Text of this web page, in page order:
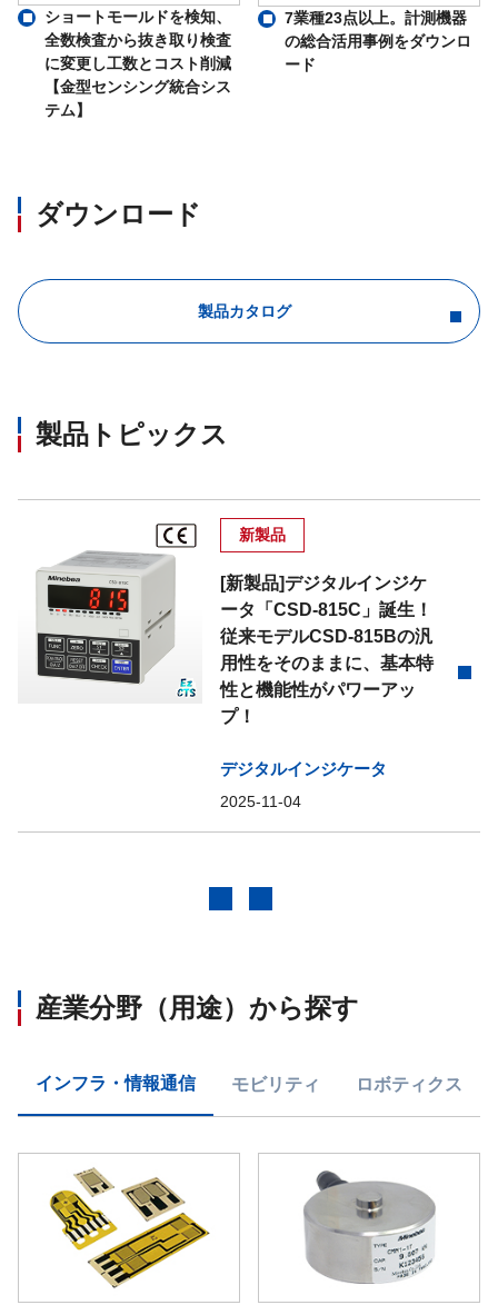
ショートモールドを検知、
全数検査から抜き取り検査
に変更し工数とコスト削減
【金型センシング統合シス
テム】
7業種23点以上。計測機器
の総合活用事例をダウンロ
ード
ダウンロード
製品カタログ
製品トピックス
新製品
[新製品]デジタルインジケ
ータ「CSD-815C」誕生！
従来モデルCSD-815Bの汎
用性をそのままに、基本特
性と機能性がパワーアッ
プ！
デジタルインジケータ
2025-11-04
産業分野（用途）から探す
インフラ・情報通信 モビリティ ロボティクス